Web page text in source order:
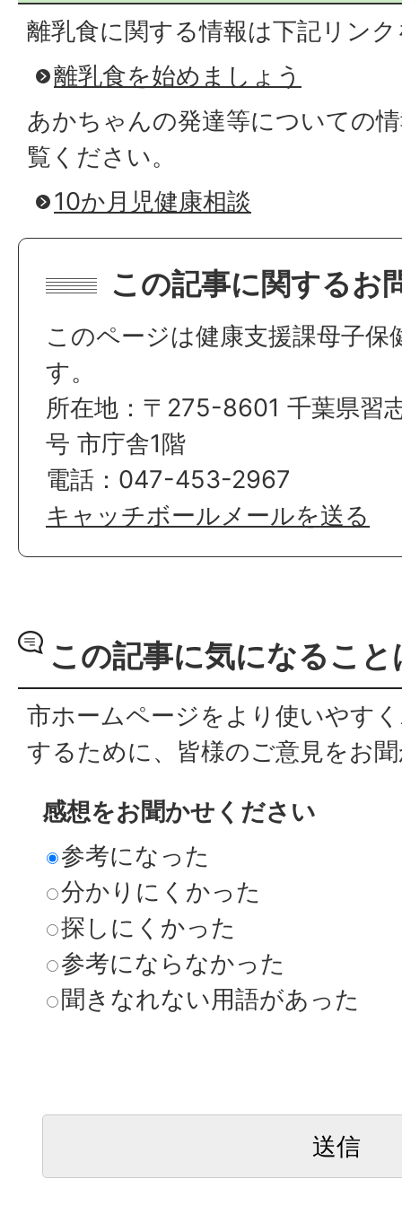
離乳食に関する情報は下記リン
離乳食を始めましょう
あかちゃんの発達等についての
覧ください。
10か月児健康相談
この記事に関するお
このページは健康支援課母子
す。
所在地：〒275-8601 千葉県習
号 市庁舎1階
電話：047-453-2967
キャッチボールメールを送る
この記事に気になるこ
市ホームページをより使いやす
するために、皆様のご意見をお
感想をお聞かせください
参考になった
分かりにくかった
探しにくかった
参考にならなかった
聞きなれない用語があった